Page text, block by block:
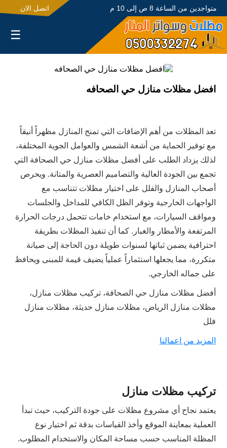
متواجدين من الساعة 8 ص إلى 10 م اتصل الان
☰
افضل مظلات منازل حي الصحافه
تعد المظلات من أهم الإضافات التي تمنح المنازل مظهراً أنيقاً
مع توفير الحماية من أشعة الشمس والعوامل الجوية المختلفة،
لذلك يزداد الطلب على أفضل مظلات منازل حي الصحافة التي
تجمع بين الجودة العالية والتصاميم العصرية والمتانة. ويحرص
أصحاب المنازل والفلل على اختيار مظلات تتناسب مع
الواجهات الخارجية وتوفر الظل الكافي للمداخل والجلسات
ومواقف السيارات، مع استخدام خامات تتحمل درجات الحرارة
المرتفعة والأمطار والغبار. كما أن تنفيذ المظلات بطريقة
احترافية يضمن ثباتها لسنوات طويلة دون الحاجة إلى صيانة
متكررة، مما يجعلها استثماراً عملياً يضيف قيمة للمبنى ويحافظ
على جماله الخارجي.
أفضل مظلات منازل حي الصحافة، تركيب مظلات منازل،
مظلات منازل الرياض، مظلات منازل حديثة، مظلات منازل
فلل
المزيد من اعمالنا
تركيب مظلات منازل
يعتمد نجاح أي مشروع مظلات على جودة التركيب، حيث تبدأ
العملية بمعاينة الموقع وأخذ القياسات بدقة ثم اختيار نوع
المظلة المناسب حسب مساحة المكان والاستخدام المطلوب.